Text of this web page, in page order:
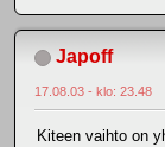
Japoff
17.08.03 - klo: 23.48
Kiteen vaihto on